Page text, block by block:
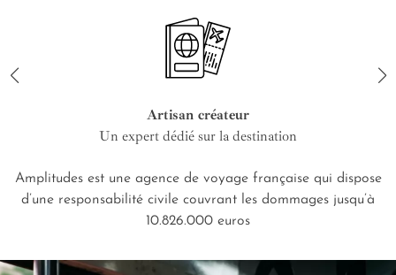
Artisan créateur
Un expert dédié sur la destination
Amplitudes est une agence de voyage française qui dispose
d’une responsabilité civile couvrant les dommages jusqu’à
10.826.000 euros